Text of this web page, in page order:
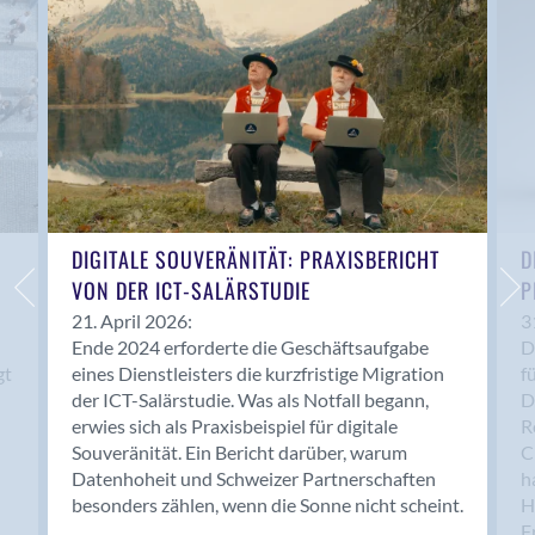
Anwil
Appenzell
Au SG
Baar
Baden
Balsthal
Balzers
Basel
Bassersdorf
Belp
Bendern
Benken (SG)
Bergdietikon
Berlin
Bern
Bern - Liebefeld
DIGITALE SOUVERÄNITÄT: PRAXISBERICHT
VON DER ICT-SALÄRSTUDIE
21. April 2026:
Ende 2024 erforderte die Geschäftsaufgabe
eines Dienstleisters die kurzfristige Migration
der ICT-Salärstudie. Was als Notfall begann,
erwies sich als Praxisbeispiel für digitale
Souveränität. Ein Bericht darüber, warum
Datenhoheit und Schweizer Partnerschaften
besonders zählen, wenn die Sonne nicht scheint.